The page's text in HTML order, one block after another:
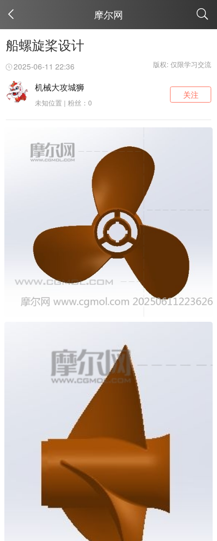
摩尔网
船螺旋桨设计
2025-06-11 22:36 版权: 仅限学习交流
机械大攻城狮
未知位置 | 粉丝：0
关注
取消